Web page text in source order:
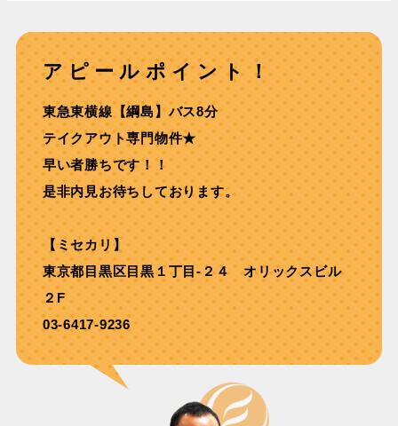
アピールポイント！
東急東横線【綱島】バス8分
テイクアウト専門物件★
早い者勝ちです！！
是非内見お待ちしております。
【ミセカリ】
東京都目黒区目黒１丁目-２４ オリックスビル
２F
03-6417-9236